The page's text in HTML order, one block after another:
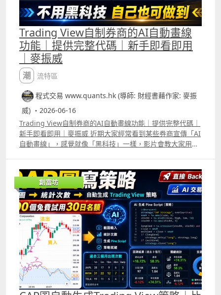
Trading View自制券商的AI自動畫線
功能｜提供完整代碼｜新手即看即用
｜麥振威
潮流特區
程式交易 www.quants.hk (導師: 財經書藉作家: 麥振
威) ・2026-06-16
Trading View自制券商的AI自動畫線功能｜提供完整代碼｜
新手即看即用｜麥振威 近期大家經常看到某些券商宣傳「AI
自動畫線」，感覺就像「黑科技」一樣，影片會教大家用
成。 完整代碼已放在留言區，大家可直接copy到Trading
View的pine editor便能使用，若配合real time data，就能
做到券商AI 自動畫線的功能，而且可以自行加其他的條件來
更改畫線準則。
創富坊